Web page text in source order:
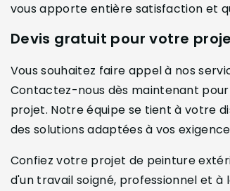
vous apporte entière satisfaction et
Devis gratuit pour votre
Vous souhaitez faire appel à nos
Contactez-nous dès maintenant
projet. Notre équipe se tient à votre
des solutions adaptées à vos
Confiez votre projet de peinture
d'un travail soigné, professionnel et